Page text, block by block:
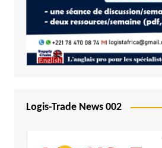
Logis-Trade News 002